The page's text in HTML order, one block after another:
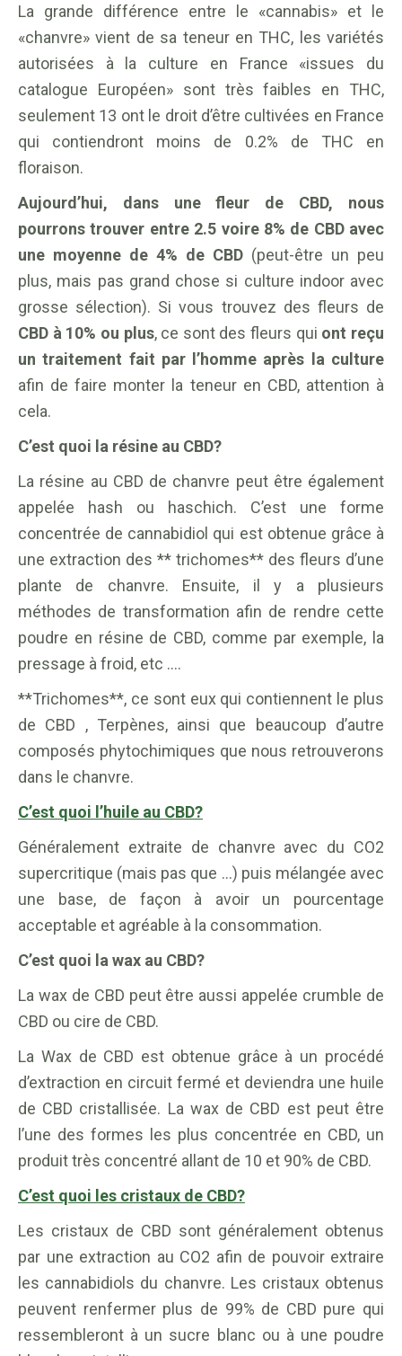
La grande différence entre le «cannabis» et le
«chanvre» vient de sa teneur en THC, les variétés
autorisées à la culture en France «issues du
catalogue Européen» sont très faibles en THC,
seulement 13 ont le droit d’être cultivées en France
qui contiendront moins de 0.2% de THC en
floraison.
Aujourd’hui, dans une fleur de CBD, nous
pourrons trouver entre 2.5 voire 8% de CBD avec
une moyenne de 4% de CBD (peut-être un peu
plus, mais pas grand chose si culture indoor avec
grosse sélection). Si vous trouvez des fleurs de
CBD à 10% ou plus, ce sont des fleurs qui ont reçu
un traitement fait par l’homme après la culture
afin de faire monter la teneur en CBD, attention à
cela.
C’est quoi la résine au CBD?
La résine au CBD de chanvre peut être également
appelée hash ou haschich. C’est une forme
concentrée de cannabidiol qui est obtenue grâce à
une extraction des ** trichomes** des fleurs d’une
plante de chanvre. Ensuite, il y a plusieurs
méthodes de transformation afin de rendre cette
poudre en résine de CBD, comme par exemple, la
pressage à froid, etc ….
**Trichomes**, ce sont eux qui contiennent le plus
de CBD , Terpènes, ainsi que beaucoup d’autre
composés phytochimiques que nous retrouverons
dans le chanvre.
C’est quoi l’huile au CBD?
Généralement extraite de chanvre avec du CO2
supercritique (mais pas que …) puis mélangée avec
une base, de façon à avoir un pourcentage
acceptable et agréable à la consommation.
C’est quoi la wax au CBD?
La wax de CBD peut être aussi appelée crumble de
CBD ou cire de CBD.
La Wax de CBD est obtenue grâce à un procédé
d’extraction en circuit fermé et deviendra une huile
de CBD cristallisée. La wax de CBD est peut être
l’une des formes les plus concentrée en CBD, un
produit très concentré allant de 10 et 90% de CBD.
C’est quoi les cristaux de CBD?
Les cristaux de CBD sont généralement obtenus
par une extraction au CO2 afin de pouvoir extraire
les cannabidiols du chanvre. Les cristaux obtenus
peuvent renfermer plus de 99% de CBD pure qui
ressembleront à un sucre blanc ou à une poudre